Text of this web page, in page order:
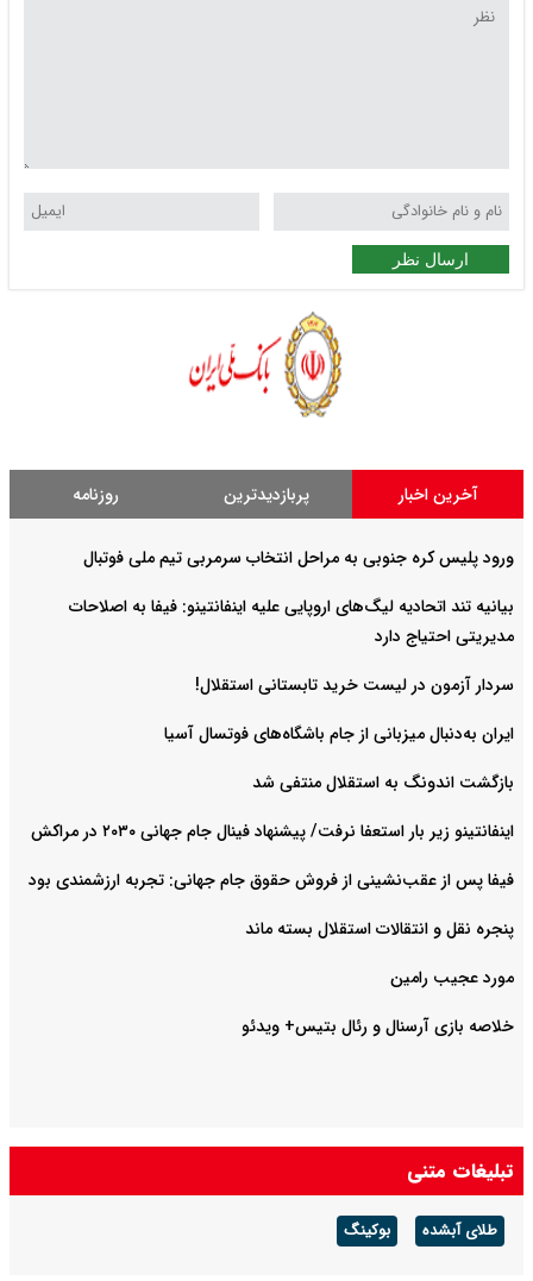
ارسال نظر
آخرین اخبار پربازدیدترین روزنامه
ورود پلیس کره جنوبی به مراحل انتخاب سرمربی تیم ملی فوتبال
بیانیه تند اتحادیه لیگ‌های اروپایی علیه اینفانتینو: فیفا به اصلاحات
مدیریتی احتیاج دارد
سردار آزمون در لیست خرید تابستانی استقلال!
ایران به‌دنبال میزبانی از جام باشگاه‌های فوتسال آسیا
بازگشت اندونگ به استقلال منتفی شد
اینفانتینو زیر بار استعفا نرفت/ پیشنهاد فینال جام جهانی ۲۰۳۰ در مراکش
فیفا پس از عقب‌نشینی از فروش حقوق جام جهانی: تجربه ارزشمندی بود
پنجره نقل و انتقالات استقلال بسته ماند
مورد عجیب رامین
خلاصه بازی آرسنال و رئال بتیس+ ویدئو
تبلیغات متنی
طلای آبشده بوکینگ